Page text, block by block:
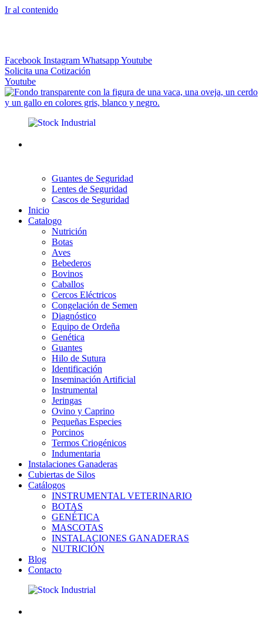
Ir al contenido
Facebook Instagram WhatsappYoutube
Solicita una Cotización
Youtube
Guantes de Seguridad
Lentes de Seguridad
Cascos de Seguridad
Inicio
Catalogo
Nutrición
Botas
Aves
Bebederos
Bovinos
Caballos
Cercos Eléctricos
Congelación de Semen
Diagnóstico
Equipo de Ordeña
Genética
Guantes
Hilo de Sutura
Identificación
Inseminación Artificial
Instrumental
Jeringas
Ovino y Caprino
Pequeñas Especies
Porcinos
Termos Criogénicos
Indumentaria
Instalaciones Ganaderas
Cubiertas de Silos
Catálogos
INSTRUMENTAL VETERINARIO
BOTAS
GENÉTICA
MASCOTAS
INSTALACIONES GANADERAS
NUTRICIÓN
Blog
Contacto